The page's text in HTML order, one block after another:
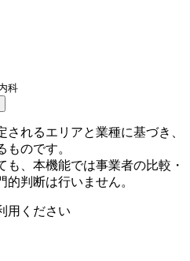
科
れるエリアと業種に基づき、
のです。
も、本機能では事業者の比較・
判断は行いません。
用ください